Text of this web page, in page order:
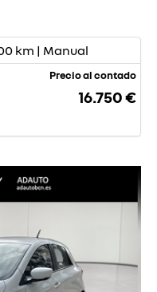
km | Manual
Precio al contado
16.750 €